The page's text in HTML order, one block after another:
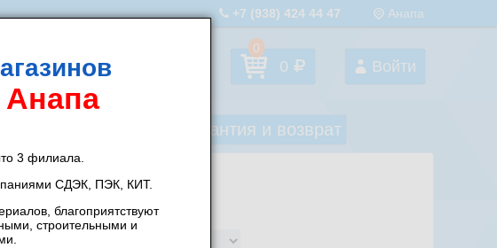
+7 (938) 424 44 47 Анапа
0
0 Войти
Гарантия и возврат
Анапа
3 филиала.
СДЭК, ПЭК, КИТ.
благоприятствуют
строительными и